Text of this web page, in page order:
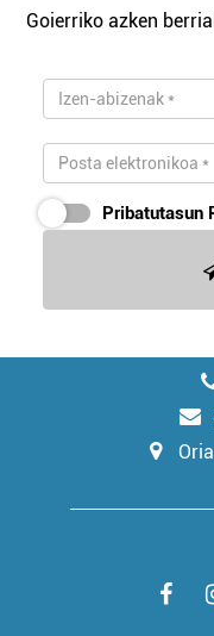
Goierriko azken
Pribatutasun